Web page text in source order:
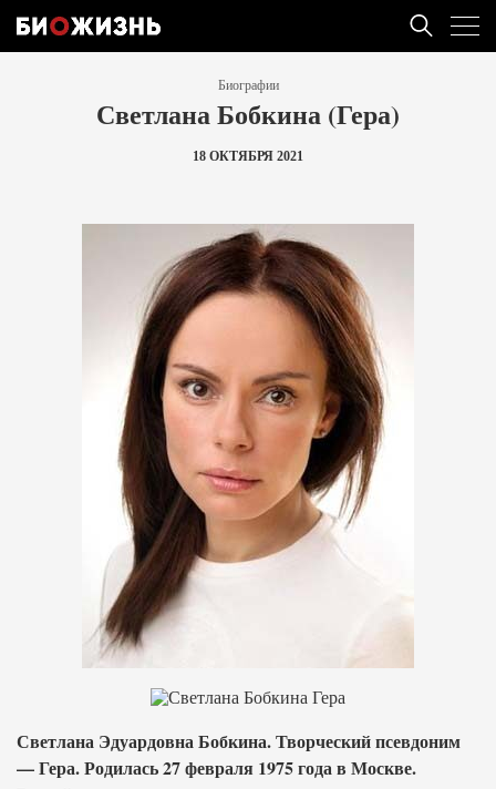
Биографии
Светлана Бобкина (Гера)
18 ОКТЯБРЯ 2021
Светлана Эдуардовна Бобкина. Творческий псевдоним
— Гера. Родилась 27 февраля 1975 года в Москве.